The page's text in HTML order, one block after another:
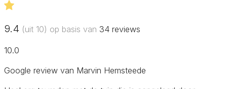
9.4 (uit 10) op basis van 34 reviews
10.0
Google review van Marvin Hemsteede